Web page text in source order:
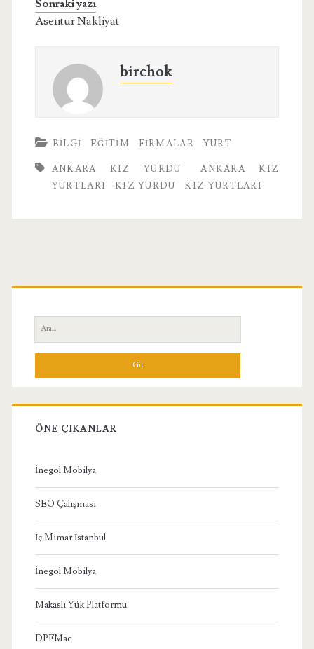
Sonraki yazı
Asentur Nakliyat
birchok
BILGI EĞITIM FIRMALAR YURT
ANKARA KIZ YURDU
ANKARA KIZ
YURTLARI
KIZ YURDU KIZ YURTLARI
Birincil
Yan
Menü
Ara:
ÖNE ÇIKANLAR
İnegöl Mobilya
SEO Çalışması
İç Mimar İstanbul
İnegöl Mobilya
Makaslı Yük Platformu
DPFMac